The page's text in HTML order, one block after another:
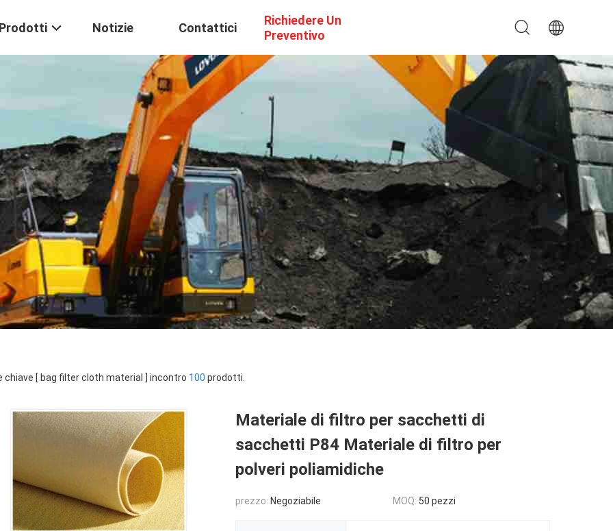
Notizie Contattici
Richiedere Un
Preventivo
chiave [ bag filter cloth material ] incontro 100 prodotti.
Materiale di filtro per sacchetti di
sacchetti P84 Materiale di filtro per
polveri poliamidiche
prezzo: Negoziabile MOQ: 50 pezzi